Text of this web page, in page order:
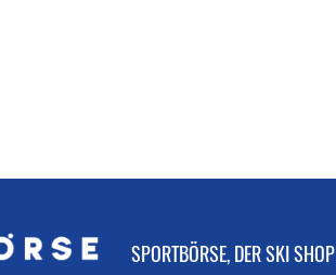
SPORTBÖRSE, DER SKI SHOP